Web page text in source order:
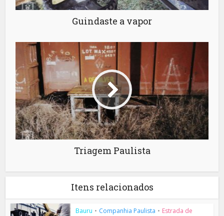
Guindaste a vapor
Triagem Paulista
Itens relacionados
Bauru • Companhia Paulista • Estrada de